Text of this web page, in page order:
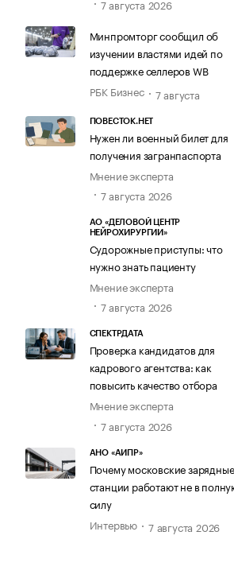
7 августа 2026
Минпромторг сообщил об
изучении властями идей по
поддержке селлеров WB
РБК Бизнес
7 августа
ПОВЕСТОК.НЕТ
Нужен ли военный билет для
получения загранпаспорта
Мнение эксперта
7 августа 2026
АО «ДЕЛОВОЙ ЦЕНТР
НЕЙРОХИРУРГИИ»
Судорожные приступы: что
нужно знать пациенту
Мнение эксперта
7 августа 2026
СПЕКТРДАТА
Проверка кандидатов для
кадрового агентства: как
повысить качество отбора
Мнение эксперта
7 августа 2026
АНО «АИПР»
Почему московские зарядные
станции работают не в
силу
Интервью
7 августа 2026